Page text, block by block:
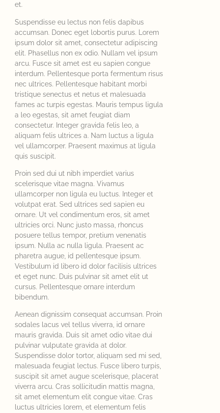
et.
Suspendisse eu lectus non felis dapibus
accumsan. Donec eget lobortis purus. Lorem
ipsum dolor sit amet, consectetur adipiscing
elit. Phasellus non ex odio. Nullam vel ipsum
arcu. Fusce sit amet est eu sapien congue
interdum. Pellentesque porta fermentum risus
nec ultrices. Pellentesque habitant morbi
tristique senectus et netus et malesuada
fames ac turpis egestas. Mauris tempus ligula
a leo egestas, sit amet feugiat diam
consectetur. Integer gravida felis leo, a
aliquam felis ultrices a. Nam luctus a ligula
vel ullamcorper. Praesent maximus at ligula
quis suscipit.
Proin sed dui ut nibh imperdiet varius
scelerisque vitae magna. Vivamus
ullamcorper non ligula eu luctus. Integer et
volutpat erat. Sed ultrices sed sapien eu
ornare. Ut vel condimentum eros, sit amet
ultricies orci. Nunc justo massa, rhoncus
posuere tellus tempor, pretium venenatis
ipsum. Nulla ac nulla ligula. Praesent ac
pharetra augue, id pellentesque ipsum.
Vestibulum id libero id dolor facilisis ultrices
et eget nunc. Duis pulvinar sit amet elit ut
cursus. Pellentesque ornare interdum
bibendum.
Aenean dignissim consequat accumsan. Proin
sodales lacus vel tellus viverra, id ornare
mauris gravida. Duis sit amet odio vitae dui
pulvinar vulputate gravida at dolor.
Suspendisse dolor tortor, aliquam sed mi sed,
malesuada feugiat lectus. Fusce libero turpis,
suscipit sit amet augue scelerisque, placerat
viverra arcu. Cras sollicitudin mattis magna,
sit amet elementum elit congue vitae. Cras
luctus ultricies lorem, et elementum felis